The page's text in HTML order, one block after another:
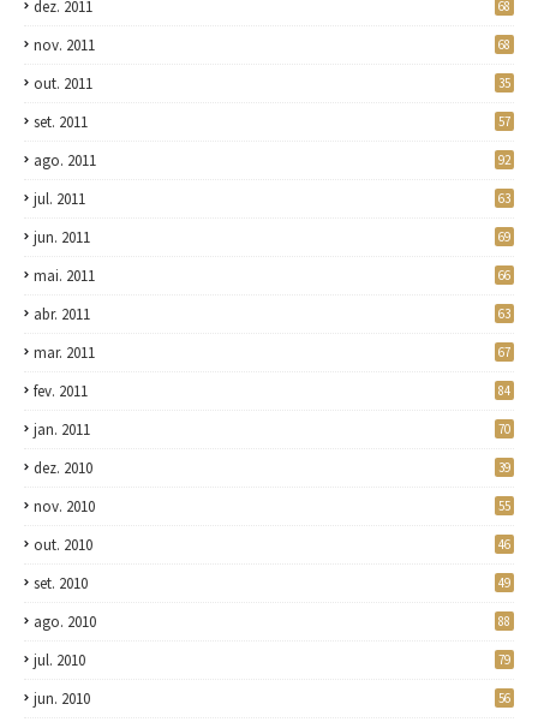
dez. 2011 68
nov. 2011 68
out. 2011 35
set. 2011 57
ago. 2011 92
jul. 2011 63
jun. 2011 69
mai. 2011 66
abr. 2011 63
mar. 2011 67
fev. 2011 84
jan. 2011 70
dez. 2010 39
nov. 2010 55
out. 2010 46
set. 2010 49
ago. 2010 88
jul. 2010 79
jun. 2010 56